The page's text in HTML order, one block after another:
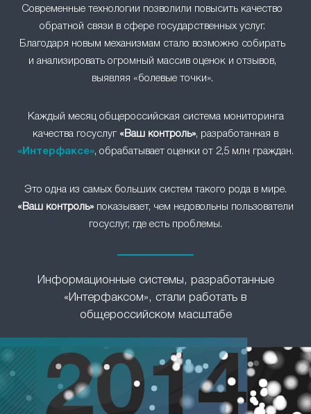
Современные технологии позволили повысить качество
обратной связи в сфере государственных услуг.
Благодаря новым механизмам стало возможно собирать
и анализировать огромный массив оценок и отзывов,
выявляя «болевые точки».
Каждый месяц общероссийская система мониторинга
качества госуслуг «Ваш контроль», разработанная в
«Интерфаксе», обрабатывает оценки от 2,5 млн граждан.
Это одна из самых больших систем такого рода в мире.
«Ваш контроль»показывает, чем недовольны пользователи
госуслуг, где есть проблемы.
Информационные системы, разработанные
«Интерфаксом», стали работать в
общероссийском масштабе